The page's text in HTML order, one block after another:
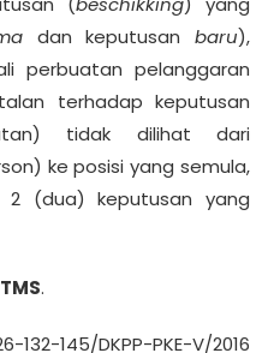
dan keputusanbaru),
perbuatan pelanggaran
terhadap keputusan
tidak dilihat dari
ke posisi yang semula,
(dua) keputusan yang
.
145/DKPP-PKE-V/2016